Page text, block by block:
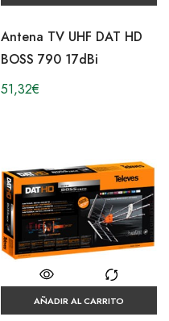
Antena TV UHF DAT HD
BOSS 790 17dBi
51,32€
AÑADIR AL CARRITO